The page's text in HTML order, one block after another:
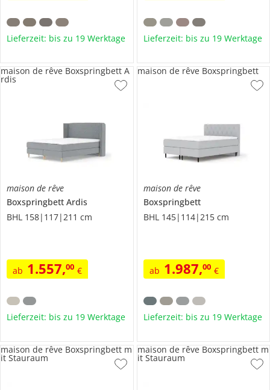
Lieferzeit: bis zu 19 Werktage Lieferzeit: bis zu 19 Werktage
maison de rêve
Boxspringbett Ardis
BHL 158|117|211 cm
ab 1.557,00 €
maison de rêve Boxspringbett A
rdis
Lieferzeit: bis zu 19 Werktage
maison de rêve
Boxspringbett
BHL 145|114|215 cm
ab 1.987,00 €
maison de rêve Boxspringbett
Lieferzeit: bis zu 19 Werktage
maison de rêve Boxspringbett m
it Stauraum
maison de rêve Boxspringbett m
it Stauraum